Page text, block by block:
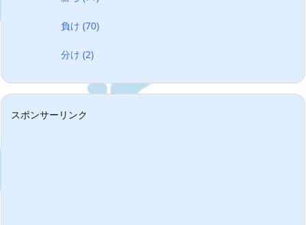
負け(70)
分け(2)
スポンサーリンク